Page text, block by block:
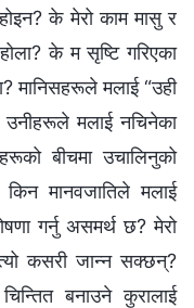
के मेरो काम मासु र
के म सृष्टि गरिएका
मानिसहरूले मलाई “उही
मलाई नचिनेका
बीचमा उचालिनुको
मानवजातिले मलाई
गर्नु असमर्थ छ? मेरो
कसरी जान्न सक्छन्?
बनाउने कुरालाई